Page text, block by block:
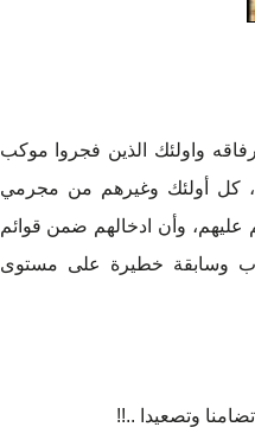
واولئك الذين فجروا موكب
أولئك وغيرهم من مجرمي
وأن ادخالهم ضمن قوائم
وسابقة خطيرة على مستوى
وتصعيدا ..!!